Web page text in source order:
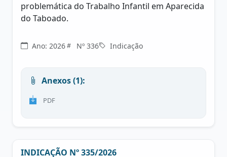
problemática do Trabalho Infantil em Aparecida
do Taboado.
Ano: 2026 Nº 336 Indicação
Anexos (1):
PDF
INDICAÇÃO Nº 335/2026